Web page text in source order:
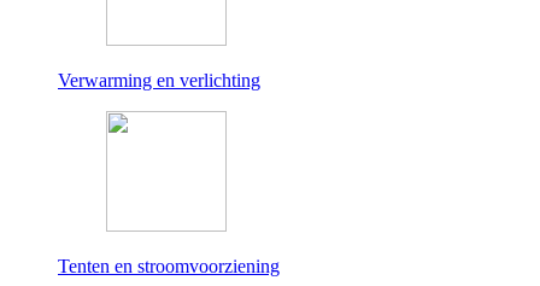
Verwarming en verlichting
Tenten en stroomvoorziening